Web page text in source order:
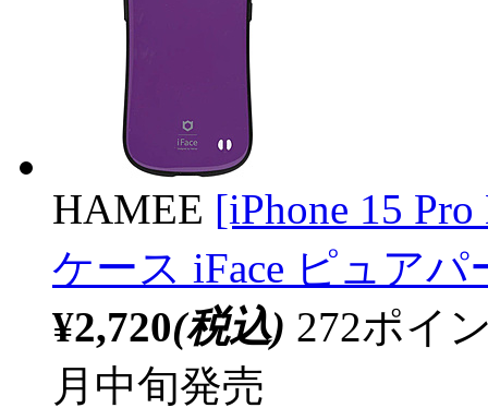
HAMEE [iPhone 15
ケース iFace ピュアパ
¥2,720(税込) 272ポイ
月中旬発売